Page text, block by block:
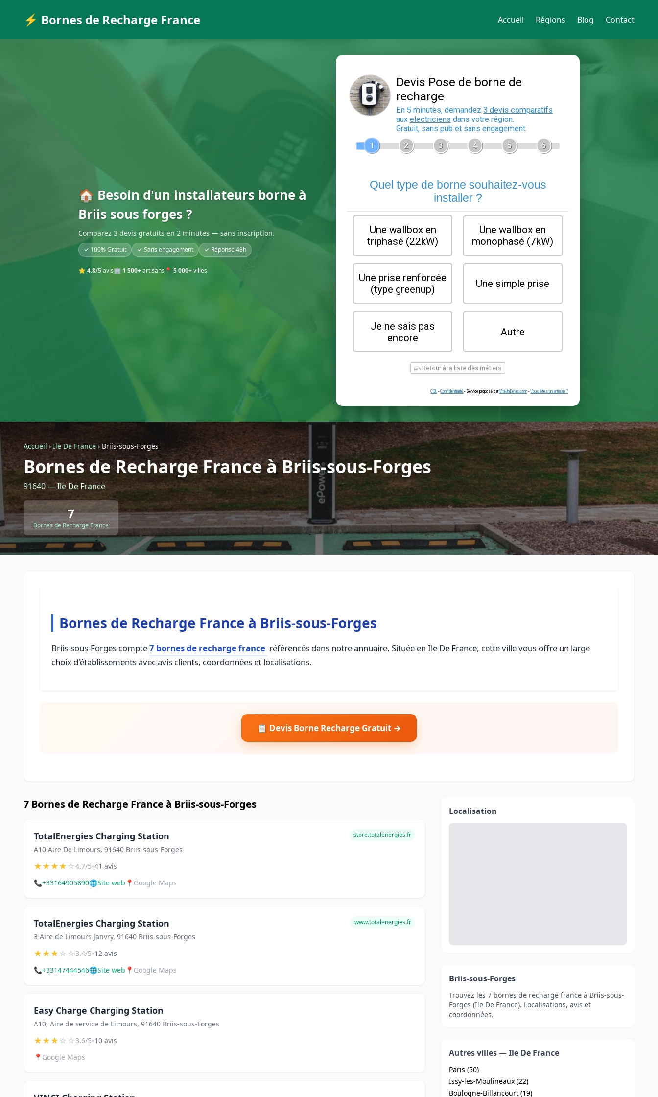
⚡ Bornes de Recharge France Accueil Régions Blog Contact
🏠 Besoin d'un installateurs borne à
Briis sous forges ?
Comparez 3 devis gratuits en 2 minutes — sans inscription.
✓ 100% Gratuit ✓ Sans engagement ✓ Réponse 48h
⭐ 4.8/5avis🏢 1 500+artisans 📍 5 000+villes
recharge
En 5 minutes, demandez
auxelectriciensdans votre région.
Gratuit, sans pub et sans engagement.
Quel type de borne souhaitez-
installer ?
Une wallbox en
Une prise renforcée
(type greenup)
Je ne sais pas
Retour à la liste des métiers
Confidentialité - Service proposé par ViteUnDevis.com-
Accueil › Ile De France › Briis-sous-Forges
Bornes de Recharge France à Briis-sous-Forges
91640 — Ile De France
7
Bornes de Recharge France
Bornes de Recharge France à Briis-sous-Forges
Briis-sous-Forges compte7 bornes de recharge france référencés dans notre annuaire. Située en Ile De France, cette ville vous offre un large
choix d'établissements avec avis clients, coordonnées et localisations.
📋 Devis Borne Recharge Gratuit →
7 Bornes de Recharge France à Briis-sous-Forges
TotalEnergies Charging Station
A10 Aire De Limours, 91640 Briis-sous-Forges
store.totalenergies.fr
★★★★☆4.7/5•41 avis
📞+33164905890🌐Site web 📍 Google Maps
TotalEnergies Charging Station
3 Aire de Limours Janvry, 91640 Briis-sous-Forges
www.totalenergies.fr
★★★☆☆3.4/5•12 avis
📞+33147444546🌐Site web 📍 Google Maps
Easy Charge Charging Station
A10, Aire de service de Limours, 91640 Briis-sous-Forges
★★★☆☆3.6/5•10 avis
📍 Google Maps
Localisation
Briis-sous-Forges
Trouvez les 7 bornes de recharge france à Briis-sous-
Forges (Ile De France). Localisations, avis et
coordonnées.
Autres villes — Ile De France
Paris (50)
Issy-les-Moulineaux (22)
Boulogne-Billancourt (19)